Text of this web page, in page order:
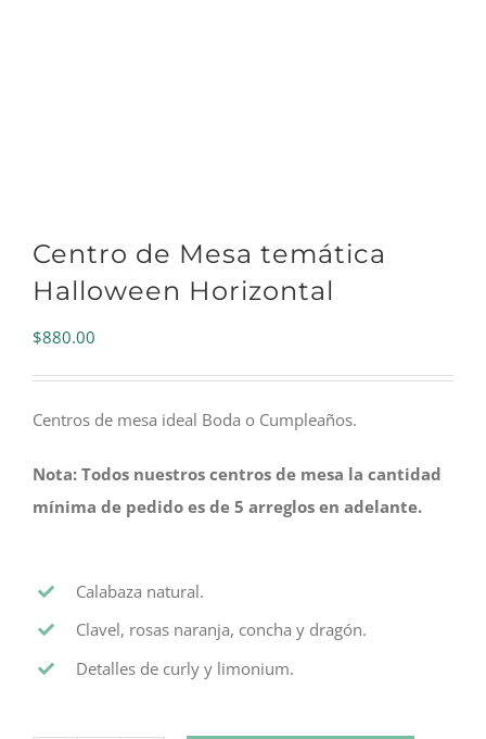
Centro de Mesa temática
Halloween Horizontal
$880.00
Centros de mesa ideal Boda o Cumpleaños.
Nota: Todos nuestros centros de mesa la cantidad
mínima de pedido es de 5 arreglos en adelante.
Calabaza natural.
Clavel, rosas naranja, concha y dragón.
Detalles de curly y limonium.